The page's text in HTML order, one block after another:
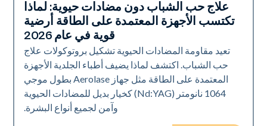
صحة الجلد
علاج حب الشباب دون مضادات حيوية: لماذا
تكتسب الأجهزة المعتمدة على الطاقة أرضية
قوية في عام 2026
تعيد مقاومة المضادات الحيوية تشكيل بروتوكولات علاج
حب الشباب. اكتشف لماذا يضيف أطباء الجلدية الأجهزة
المعتمدة على الطاقة مثل جهاز Aerolase بطول موجي
1064 نانومتر (Nd:YAG) كخيار بديل للمضادات الحيوية
وآمن لجميع أنواع البشرة.